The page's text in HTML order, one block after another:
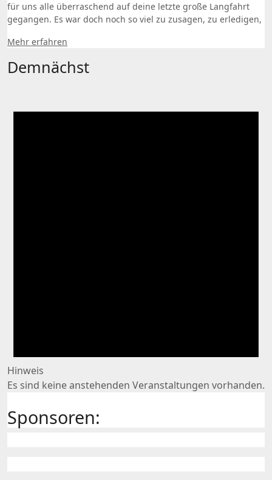
für uns alle überraschend auf deine letzte große Langfahrt
gegangen. Es war doch noch so viel zu zusagen, zu erledigen,
Mehr erfahren
Demnächst
Hinweis
Es sind keine anstehenden Veranstaltungen vorhanden.
Sponsoren: